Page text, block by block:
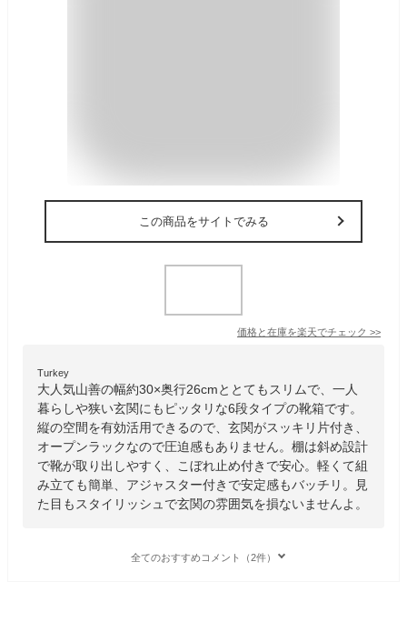
この商品をサイトでみる
価格と在庫を楽天でチェック >>
Turkey
大人気山善の幅約30×奥行26cmととてもスリムで、一人
暮らしや狭い玄関にもピッタリな6段タイプの靴箱です。
縦の空間を有効活用できるので、玄関がスッキリ片付き、
オープンラックなので圧迫感もありません。棚は斜め設計
で靴が取り出しやすく、こぼれ止め付きで安心。軽くて組
み立ても簡単、アジャスター付きで安定感もバッチリ。見
た目もスタイリッシュで玄関の雰囲気を損ないませんよ。
全てのおすすめコメント（2件）